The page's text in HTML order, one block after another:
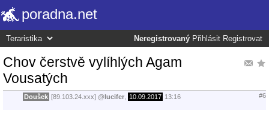
poradna.net
Neregistrovaný Přihlásit Registrovat
Chov čerstvě vylíhlých Agam
Vousatých
Doušek [89.103.24.xxx] @lucifer 10.09.2017 13:16 #6